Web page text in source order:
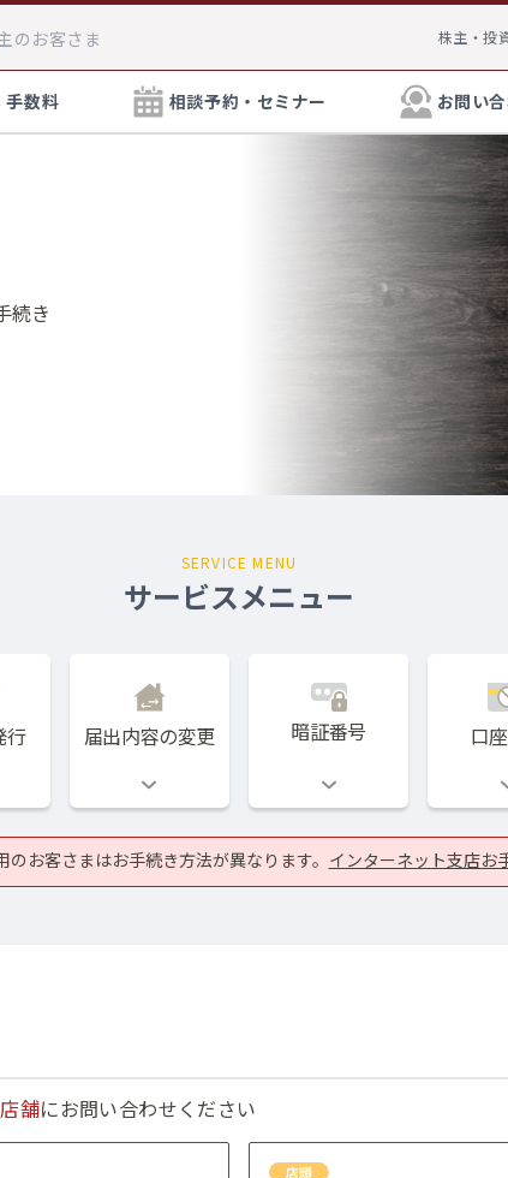
のお客さま 株主・投
手数料 相談予約・セミナー お問い
外貨預金
NISA・投資信託
外国送金・外貨両替
国債
しずぎんアプリ
外貨預金金利
日営業の店舗もござい
資産運用・相続対策
資産運用・相続対策に
用・相続に関するご相
保険の見直しに関す
どんな保険に加入し
のか、専門のスタッ
料で承っております。
説明します。 ライフプランに関する
のお手続きをされるお客さまはこちら
続き
SERVICE MENU
サービスメニュー
行 届出内容の変更 暗証番号 口
お客さまはお手続き方法が異なります。 インターネット支店お
舗にお問い合わせください